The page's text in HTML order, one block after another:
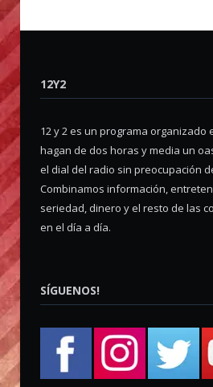
12Y2
12 y 2 es un programa organizado
hagan de dos horas y media un
el dial del radio sin preocupación
Combinamos información,
seriedad, dinero y el resto de las
en el día a día.
SÍGUENOS!